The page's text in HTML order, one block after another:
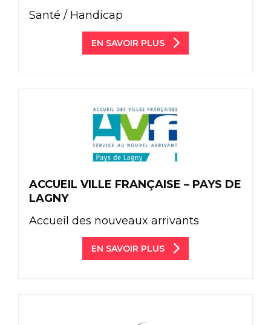
Santé / Handicap
EN SAVOIR PLUS
ACCUEIL VILLE FRANÇAISE – PAYS DE
LAGNY
Accueil des nouveaux arrivants
EN SAVOIR PLUS